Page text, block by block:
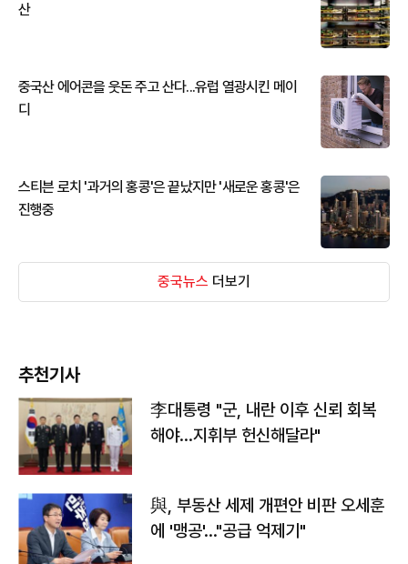
산
중국산 에어콘을 웃돈 주고 산다...유럽 열광시킨 메이
디
스티븐 로치 '과거의 홍콩'은 끝났지만 '새로운 홍콩'은
진행중
중국뉴스 더보기
추천기사
李대통령 "군, 내란 이후 신뢰 회복
해야…지휘부 헌신해달라"
與, 부동산 세제 개편안 비판 오세훈
에 '맹공'…"공급 억제기"